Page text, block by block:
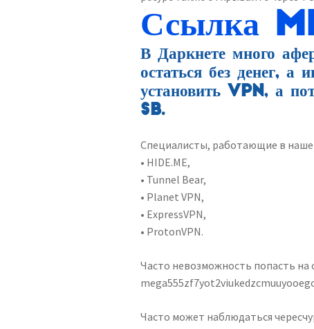
Ссылка
В Даркнете много
остаться без денег, а
установить VPN, а
SB.
Специалисты, работающие в
• HIDE.ME,
• Tunnel Bear,
• Planet VPN,
• ExpressVPN,
• ProtonVPN.
Часто невозможность попасть на
Часто может наблюдаться